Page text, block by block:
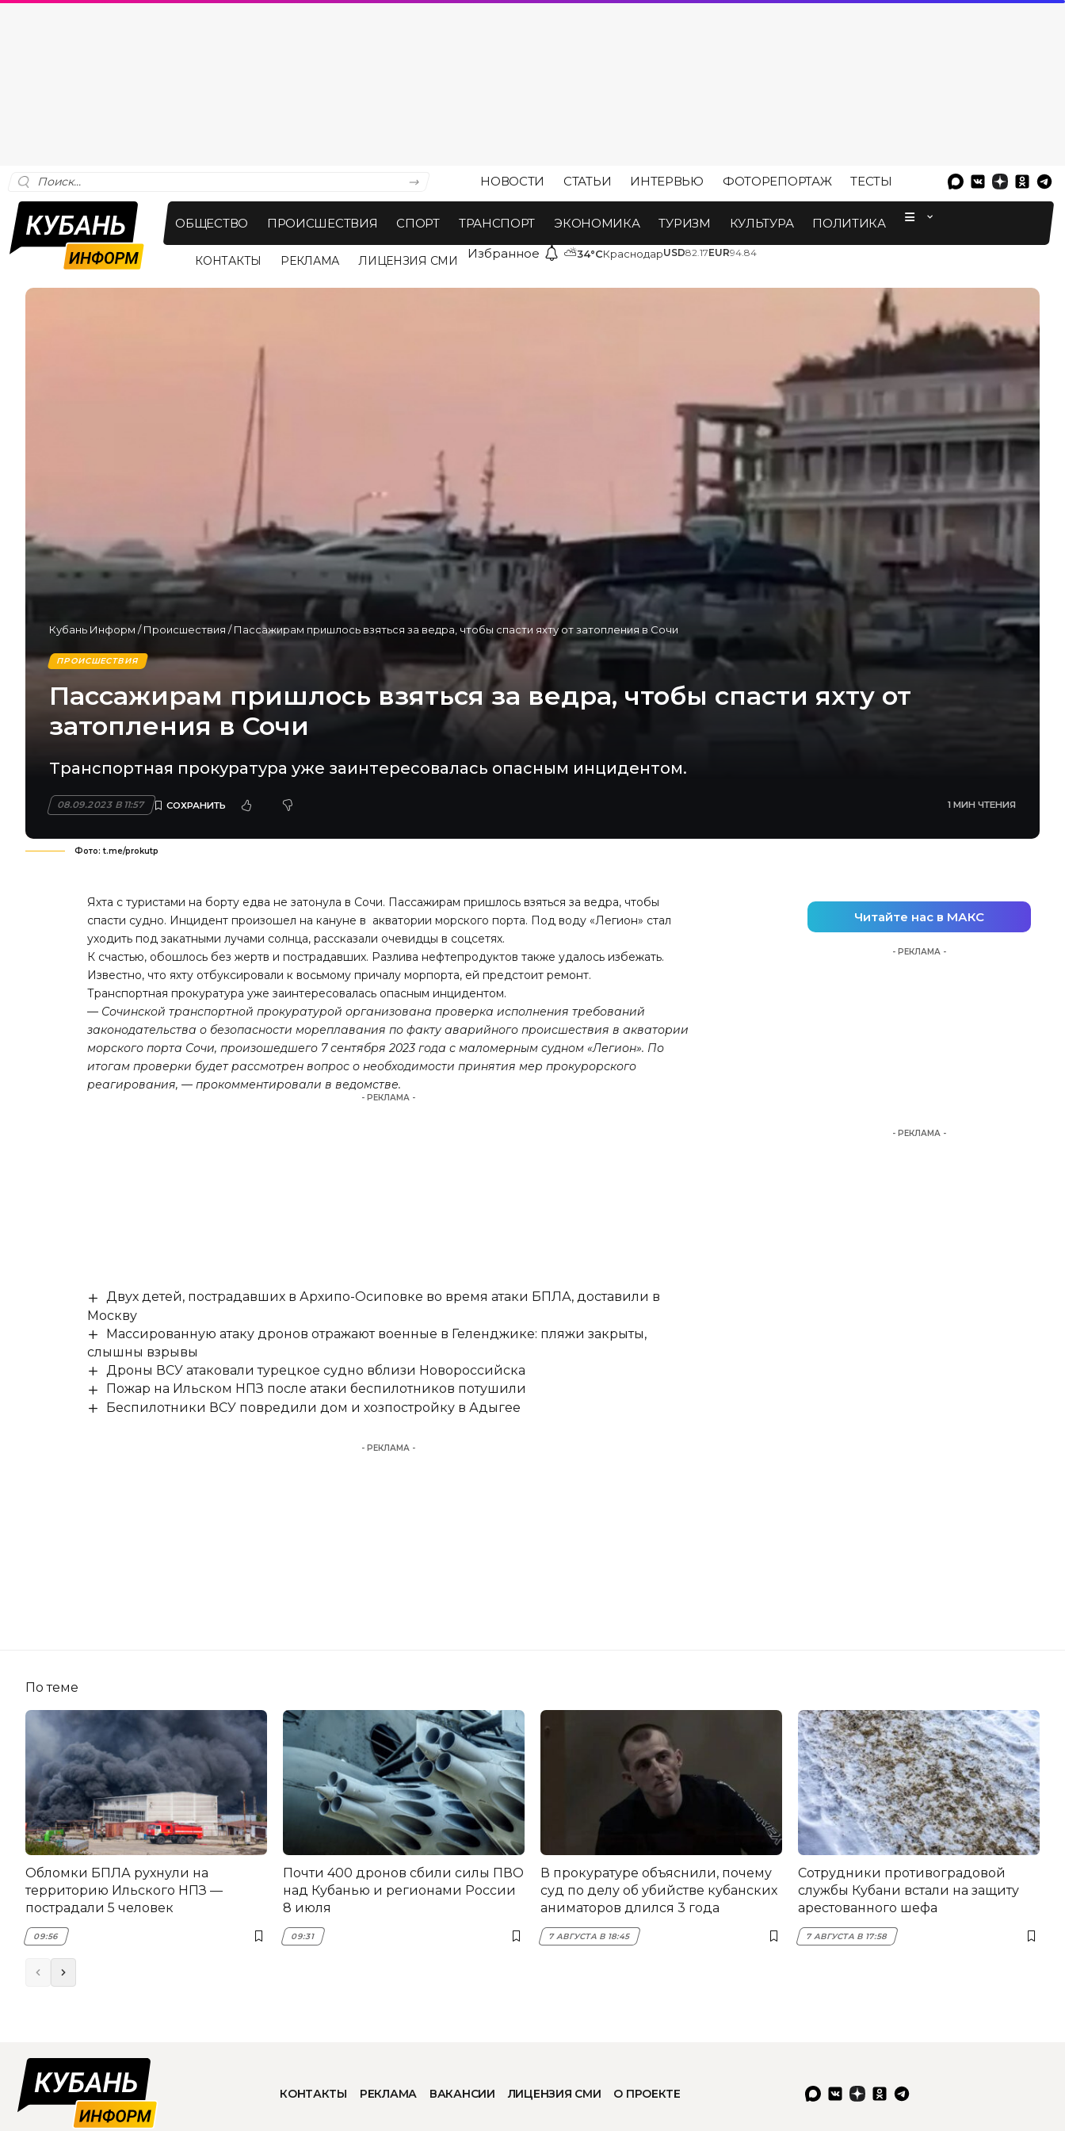
НОВОСТИ СТАТЬИ ИНТЕРВЬЮ ФОТОРЕПОРТАЖ ТЕСТЫ
ОБЩЕСТВО ПРОИСШЕСТВИЯ СПОРТ ТРАНСПОРТ ЭКОНОМИКА ТУРИЗМ КУЛЬТУРА ПОЛИТИКА
КОНТАКТЫ РЕКЛАМА ЛИЦЕНЗИЯ СМИ Избранное ⛅34°CКраснодарUSD82.17EUR94.84
Кубань Информ /Происшествия /Пассажирам пришлось взяться за ведра, чтобы спасти яхту от затопления в Сочи
ПРОИСШЕСТВИЯ
Пассажирам пришлось взяться за ведра, чтобы спасти яхту от
затопления в Сочи
Транспортная прокуратура уже заинтересовалась опасным инцидентом.
08.09.2023 В 11:57 1 МИН ЧТЕНИЯ
Фото: t.me/prokutp
Яхта с туристами на борту едва не затонула в Сочи. Пассажирам пришлось взяться за ведра, чтобы
спасти судно. Инцидент произошел на кануне в акватории морского порта. Под воду «Легион» стал
уходить под закатными лучами солнца, рассказали очевидцы в соцсетях.
К счастью, обошлось без жертв и пострадавших. Разлива нефтепродуктов также удалось избежать.
Известно, что яхту отбуксировали к восьмому причалу морпорта, ей предстоит ремонт.
Транспортная прокуратура уже заинтересовалась опасным инцидентом.
— Сочинской транспортной прокуратурой организована проверка исполнения требований
законодательства о безопасности мореплавания по факту аварийного происшествия в акватории
морского порта Сочи, произошедшего 7 сентября 2023 года с маломерным судном «Легион». По
итогам проверки будет рассмотрен вопрос о необходимости принятия мер прокурорского
реагирования, — прокомментировали в ведомстве.
- РЕКЛАМА -
Двух детей, пострадавших в Архипо-Осиповке во время атаки БПЛА, доставили в
Москву
Массированную атаку дронов отражают военные в Геленджике: пляжи закрыты,
слышны взрывы
Дроны ВСУ атаковали турецкое судно вблизи Новороссийска
Пожар на Ильском НПЗ после атаки беспилотников потушили
Беспилотники ВСУ повредили дом и хозпостройку в Адыгее
- РЕКЛАМА -
Читайте нас в МАКС
- РЕКЛАМА -
- РЕКЛАМА -
По теме
Обломки БПЛА рухнули на
территорию Ильского НПЗ —
пострадали 5 человек
09:56
Почти 400 дронов сбили силы ПВО
над Кубанью и регионами России
8 июля
09:31
В прокуратуре объяснили, почему
суд по делу об убийстве кубанских
аниматоров длился 3 года
7 АВГУСТА В 18:45
Сотрудники противоградовой
службы Кубани встали на защиту
арестованного шефа
7 АВГУСТА В 17:58
КОНТАКТЫ РЕКЛАМА ВАКАНСИИ ЛИЦЕНЗИЯ СМИ О ПРОЕКТЕ